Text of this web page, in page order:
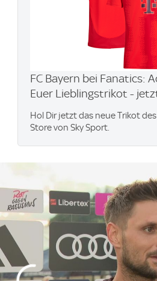
FC Bayern bei Fanatics:
Euer Lieblingstrikot -
Hol Dir jetzt das neue Trikot des
Store von Sky Sport.